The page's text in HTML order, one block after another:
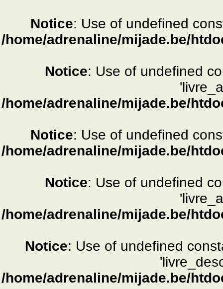
Notice: Use of undefined
/home/adrenaline/mijade.be/
Notice: Use of undefined
/home/adrenaline/mijade.be/
Notice: Use of undefined
/home/adrenaline/mijade.be/
Notice: Use of undefined
/home/adrenaline/mijade.be/
Notice: Use of undefined
/home/adrenaline/mijade.be/